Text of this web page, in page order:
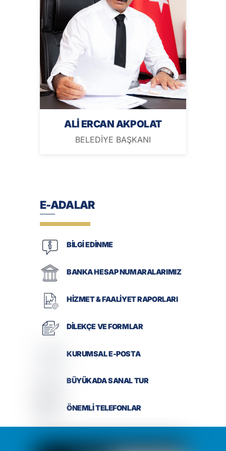
ALİ ERCAN AKPOLAT
BELEDİYE BAŞKANI
E-ADALAR
BİLGİ EDİNME
BANKA HESAP NUMARALARIMIZ
HİZMET & FAALİYET RAPORLARI
DİLEKÇE VE FORMLAR
KURUMSAL E-POSTA
BÜYÜKADA SANAL TUR
ÖNEMLİ TELEFONLAR